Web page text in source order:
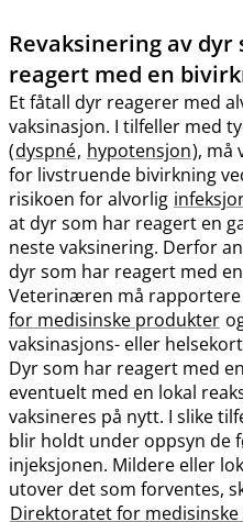
Revaksinering av
reagert med en
Et fåtall dyr reagerer med
vaksinasjon. I tilfeller med
(dyspné, hypotensjon), må
for livstruende bivirkning
risikoen for alvorlig
at dyr som har reagert en
neste vaksinering. Derfor
dyr som har reagert med
Veterinæren må rapportere
for medisinske produkter
vaksinasjons- eller
Dyr som har reagert med
eventuelt med en lokal
vaksineres på nytt. I slike
blir holdt under oppsyn de
injeksjonen. Mildere eller
utover det som forventes,
Direktoratet for